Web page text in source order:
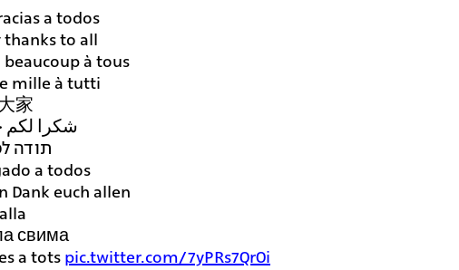
a todos
thanks to all
beaucoup à tous
mille à tutti
家
شكرا لكم
תודה
a todos
Dank euch allen
свима
a tots pic.twitter.com/7yPRs7QrOi